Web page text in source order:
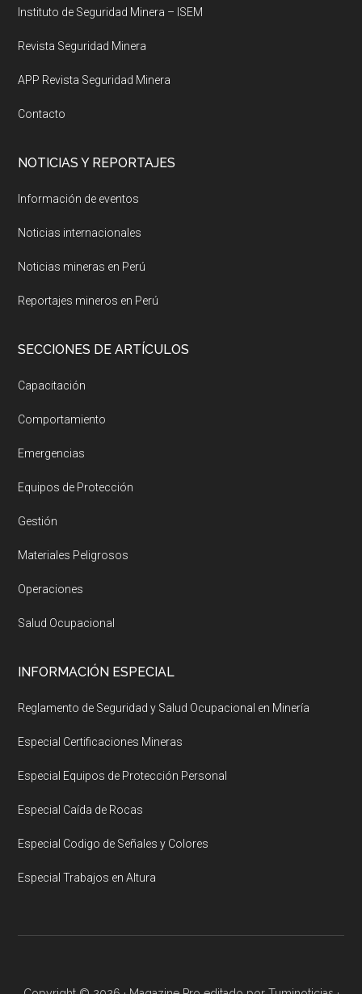
Instituto de Seguridad Minera – ISEM
Revista Seguridad Minera
APP Revista Seguridad Minera
Contacto
NOTICIAS Y REPORTAJES
Información de eventos
Noticias internacionales
Noticias mineras en Perú
Reportajes mineros en Perú
SECCIONES DE ARTÍCULOS
Capacitación
Comportamiento
Emergencias
Equipos de Protección
Gestión
Materiales Peligrosos
Operaciones
Salud Ocupacional
INFORMACIÓN ESPECIAL
Reglamento de Seguridad y Salud Ocupacional en Minería
Especial Certificaciones Mineras
Especial Equipos de Protección Personal
Especial Caída de Rocas
Especial Codigo de Señales y Colores
Especial Trabajos en Altura